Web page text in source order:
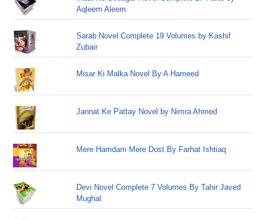
Aqleem Aleem
Sarab Novel Complete 19 Volumes by Kashif
Zubair
Misar Ki Malka Novel By A Hameed
Jannat Ke Pattay Novel by Nimra Ahmed
Mere Hamdam Mere Dost By Farhat Ishtiaq
Devi Novel Complete 7 Volumes By Tahir Javed
Mughal